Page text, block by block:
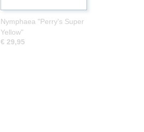
Nymphaea "Perry's Super
Yellow"
€ 29,95